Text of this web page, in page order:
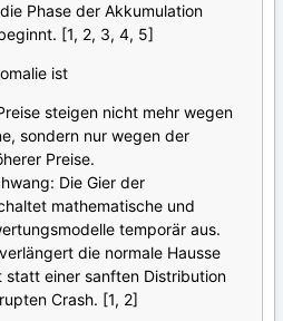
Phase der Akkumulation
[1, 2, 3, 4, 5]
ist
steigen nicht mehr wegen
sondern nur wegen der
Preise.
Die Gier der
mathematische und
temporär aus.
die normale Hausse
statt einer sanften Distribution
Crash. [1, 2]